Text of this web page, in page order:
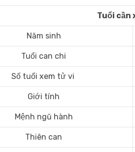
Tuổi cần
Năm sinh
Tuổi can chi
Số tuổi xem tử vi
Giới tính
Mệnh ngũ hành
Thiên can